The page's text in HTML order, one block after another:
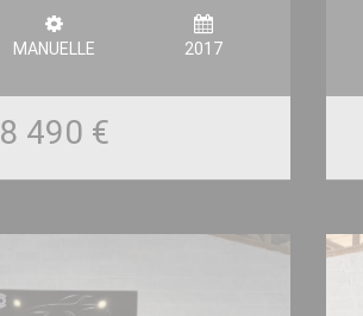
MANUELLE 2017
8 490 €